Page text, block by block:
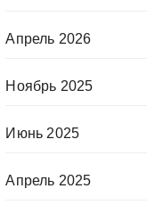
Апрель 2026
Ноябрь 2025
Июнь 2025
Апрель 2025